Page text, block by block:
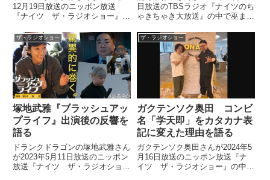
12月19日放送のニッポン放送
『ナイツ ザ・ラジオショー』の
共演した際に感じた、THE W
2023を経たしらきさんの人気ぶ
りについて話していました。
日放送のTBSラジオ『ナイツのち
ゃきちゃき大放送』の中で巫まろ
歩で縦断しようとして炎上した沖
縄の18歳青年の謝罪文や動画に
ついて話していました。
ザ・ラジオショー
塚地武雅『ブラッシュアッ
プライフ』出演後の反響を
語る
ドランクドラゴンの塚地武雅さん
が2023年5月11日放送のニッポン
放送『ナイツ ザ・ラジオショ
ザ・ラジオショー
ガクテンソク奥田 コンビ
名「学天即」をカタカナ表
記に変えた理由を語る
ガクテンソク奥田さんが2024年5
月16日放送のニッポン放送『ナ
イツ ザ・ラジオショー』の中で